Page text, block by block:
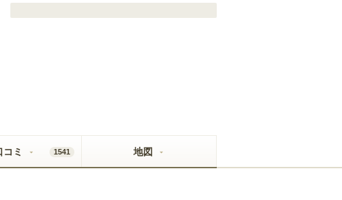
コミ 1541 地図